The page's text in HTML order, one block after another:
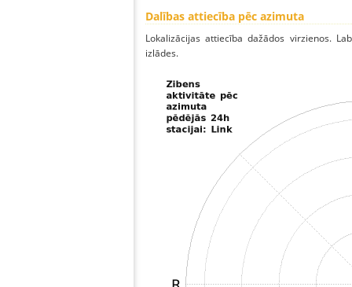
Dalības attiecība pēc azimuta
Lokalizācijas attiecība dažādos virzienos.
izlādes.